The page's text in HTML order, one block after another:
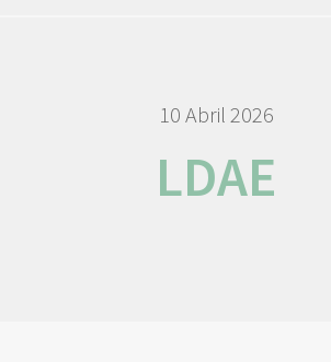
10 Abril 2026
LDAE